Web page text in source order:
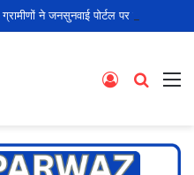
Search
Log